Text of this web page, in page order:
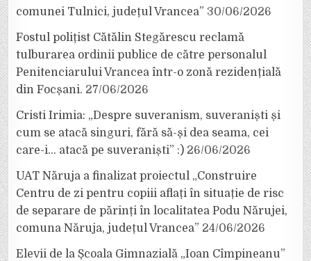
comunei Tulnici, județul Vrancea” 30/06/2026
Fostul polițist Cătălin Stegărescu reclamă
tulburarea ordinii publice de către personalul
Penitenciarului Vrancea într-o zonă rezidențială
din Focșani. 27/06/2026
Cristi Irimia: „Despre suveranism, suveraniști și
cum se atacă singuri, fără să-și dea seama, cei
care-i… atacă pe suveraniști” :) 26/06/2026
UAT Năruja a finalizat proiectul „Construire
Centru de zi pentru copiii aflați în situație de risc
de separare de părinți în localitatea Podu Nărujei,
comuna Năruja, județul Vrancea” 24/06/2026
Elevii de la Școala Gimnazială „Ioan Cîmpineanu”